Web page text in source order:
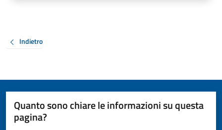
Indietro
Quanto sono chiare le informazioni su questa
pagina?